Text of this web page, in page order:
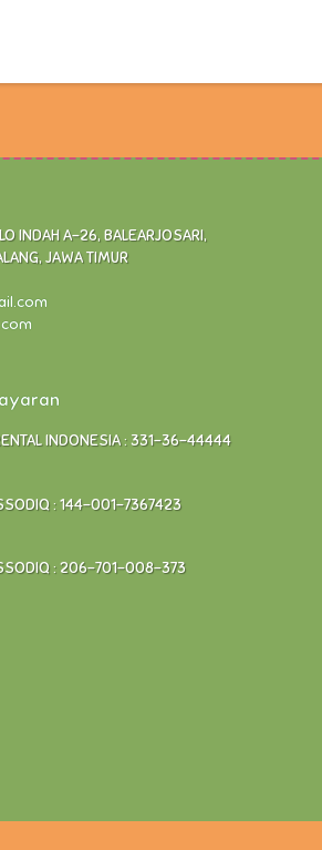
INDAH A-26, BALEARJOSARI,
JAWA TIMUR
INDONESIA : 331-36-44444
: 144-001-7367423
: 206-701-008-373